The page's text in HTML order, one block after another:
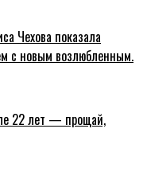
Чехова показала
с новым возлюбленным.
22 лет — прощай,